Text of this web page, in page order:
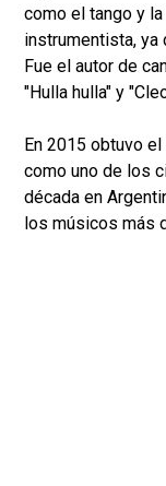
como el tango y
instrumentista, ya
Fue el autor de
"Hulla hulla" y
En 2015 obtuvo
como uno de los
década en
los músicos más